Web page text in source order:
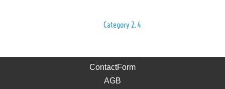
Category 2.4
ContactForm
AGB